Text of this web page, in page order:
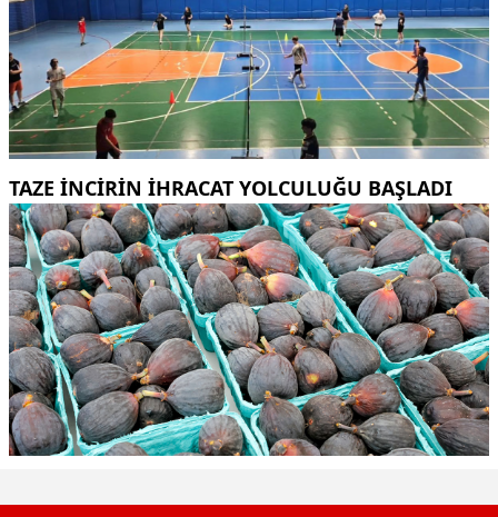
TAZE INCIRIN IHRACAT YOLCULUĞU BAŞLADI